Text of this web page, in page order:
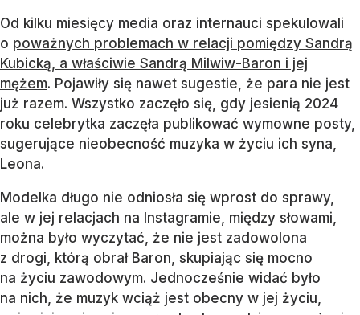
Od kilku miesięcy media oraz internauci spekulowali
o poważnych problemach w relacji pomiędzy Sandrą
Kubicką, a właściwie Sandrą Milwiw-Baron i jej
mężem. Pojawiły się nawet sugestie, że para nie jest
już razem. Wszystko zaczęło się, gdy jesienią 2024
roku celebrytka zaczęła publikować wymowne posty,
sugerujące nieobecność muzyka w życiu ich syna,
Leona.
Modelka długo nie odniosła się wprost do sprawy,
ale w jej relacjach na Instagramie, między słowami,
można było wyczytać, że nie jest zadowolona
z drogi, którą obrał Baron, skupiając się mocno
na życiu zawodowym. Jednocześnie widać było
na nich, że muzyk wciąż jest obecny w jej życiu,